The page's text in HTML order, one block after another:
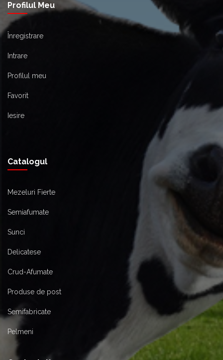
Profilul Meu
Înregistrare
Intrare
Profilul meu
Favorit
Iesire
Catalogul
Mezeluri Fierte
Semiafumate
Sunci
Delicatese
Crud-Afumate
Produse de post
Semifabricate
Pelmeni